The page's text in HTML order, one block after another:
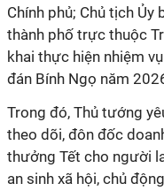
Chính phủ; Chủ tịch Ủy
thành phố trực thuộc
khai thực hiện nhiệm
đán Bính Ngọ năm
Trong đó, Thủ tướng
theo dõi, đôn đốc
thưởng Tết cho người
an sinh xã hội, chủ